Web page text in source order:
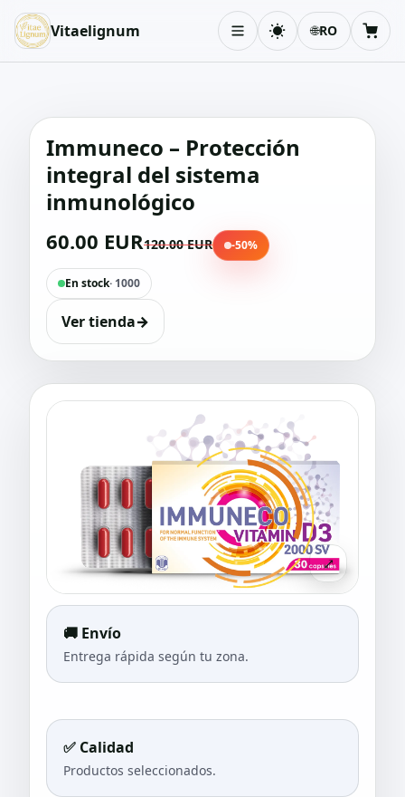
Vitaelignum Schimbă tema
🌐RO Coș
Immuneco – Protección
integral del sistema
inmunológico
60.00 EUR120.00 EUR -50%
En stock· 1000
Ver tienda→
⤢
🚚 Envío
Entrega rápida según tu zona.
✅ Calidad
Productos seleccionados.